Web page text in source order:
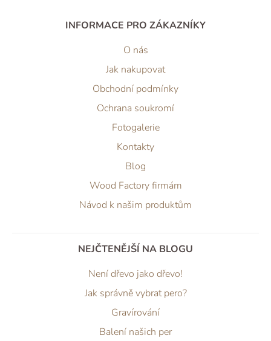
INFORMACE PRO ZÁKAZNÍKY
O nás
Jak nakupovat
Obchodní podmínky
Ochrana soukromí
Fotogalerie
Kontakty
Blog
Wood Factory firmám
Návod k našim produktům
NEJČTENĚJŠÍ NA BLOGU
Není dřevo jako dřevo!
Jak správně vybrat pero?
Gravírování
Balení našich per